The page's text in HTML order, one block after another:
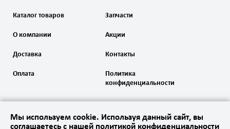
Каталог товаров Запчасти
О компании
Доставка
Оплата
Акции
Контакты
Политика
конфиденциальности
Мы используем cookie. Используя данный сайт, вы
соглашаетесь с нашей политикой конфиденциальности